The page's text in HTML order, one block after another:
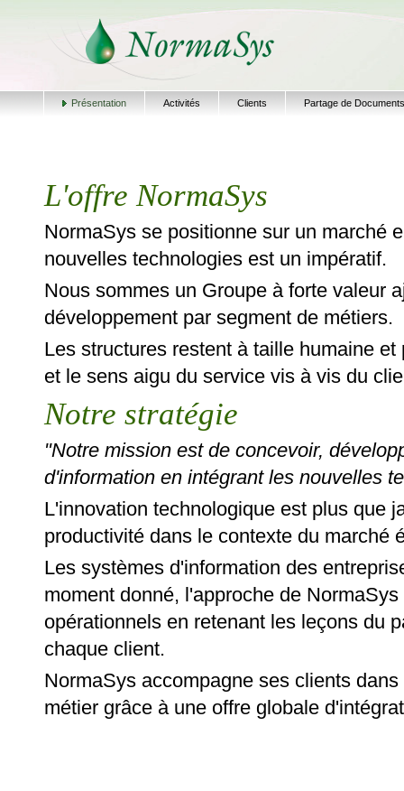
Présentation Activités Clients Partage de Documents
L'offre NormaSys
NormaSys se positionne sur un marché
nouvelles technologies est un impératif.
Nous sommes un Groupe à forte valeur
développement par segment de métiers.
Les structures restent à taille humaine
et le sens aigu du service vis à vis du
Notre stratégie
"Notre mission est de concevoir,
d'information en intégrant les nouvelles
L'innovation technologique est plus que
productivité dans le contexte du marché
Les systèmes d'information des
moment donné, l'approche de
opérationnels en retenant les leçons du
chaque client.
NormaSys accompagne ses clients
métier grâce à une offre globale